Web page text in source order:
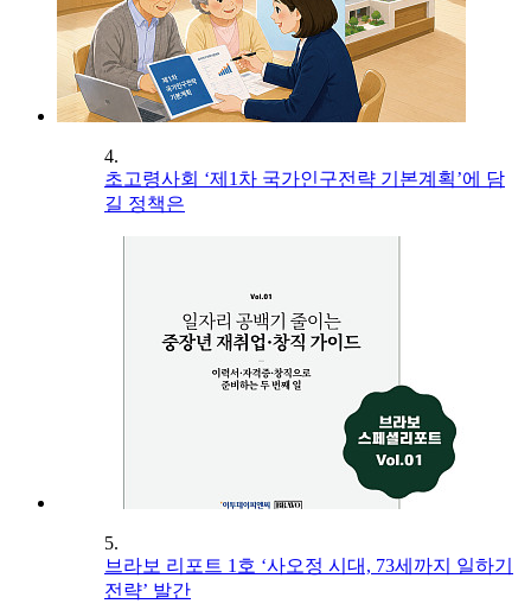
4.
초고령사회 ‘제1차 국가인구전략 기본계획’에 담
길 정책은
5.
브라보 리포트 1호 ‘사오정 시대, 73세까지 일하기
전략’ 발간